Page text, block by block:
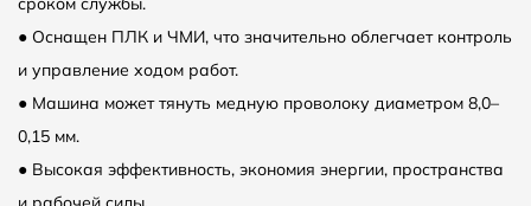
● Оснащен ПЛК и ЧМИ, что значительно облегчает контроль
и управление ходом работ.
● Машина может тянуть медную проволоку диаметром 8,0–
0,15 мм.
● Высокая эффективность, экономия энергии, пространства